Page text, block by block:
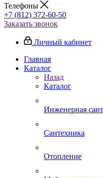
Телефоны
+7 (812) 372-60-50
Заказать звонок
Личный кабинет
Главная
Каталог
Назад
Каталог
Инженерная
Сантехника
Отопление